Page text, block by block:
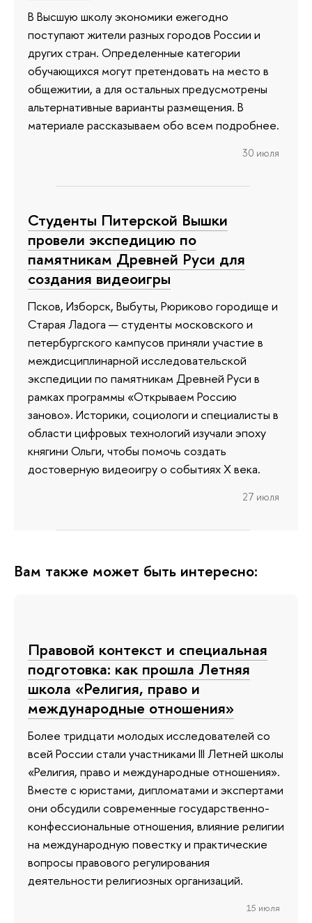
В Высшую школу экономики ежегодно
поступают жители разных городов России и
других стран. Определенные категории
обучающихся могут претендовать на место в
общежитии, а для остальных предусмотрены
альтернативные варианты размещения. В
материале рассказываем обо всем подробнее.
30 июля
Студенты Питерской Вышки
провели экспедицию по
памятникам Древней Руси для
создания видеоигры
Псков, Изборск, Выбуты, Рюриково городище и
Старая Ладога — студенты московского и
петербургского кампусов приняли участие в
междисциплинарной исследовательской
экспедиции по памятникам Древней Руси в
рамках программы «Открываем Россию
заново». Историки, социологи и специалисты в
области цифровых технологий изучали эпоху
княгини Ольги, чтобы помочь создать
достоверную видеоигру о событиях X века.
27 июля
Вам также может быть интересно:
Правовой контекст и специальная
подготовка: как прошла Летняя
школа «Религия, право и
международные отношения»
Более тридцати молодых исследователей со
всей России стали участниками III Летней школы
«Религия, право и международные отношения».
Вместе с юристами, дипломатами и экспертами
они обсудили современные государственно-
конфессиональные отношения, влияние религии
на международную повестку и практические
вопросы правового регулирования
деятельности религиозных организаций.
15 июля